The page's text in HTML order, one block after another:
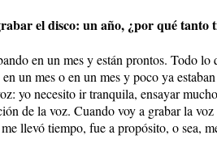
el disco: un año, ¿por qué tanto
en un mes y están prontos. Todo lo
un mes o en un mes y poco ya
yo necesito ir tranquila, ensayar
de la voz. Cuando voy a grabar la
llevó tiempo, fue a propósito, o sea,